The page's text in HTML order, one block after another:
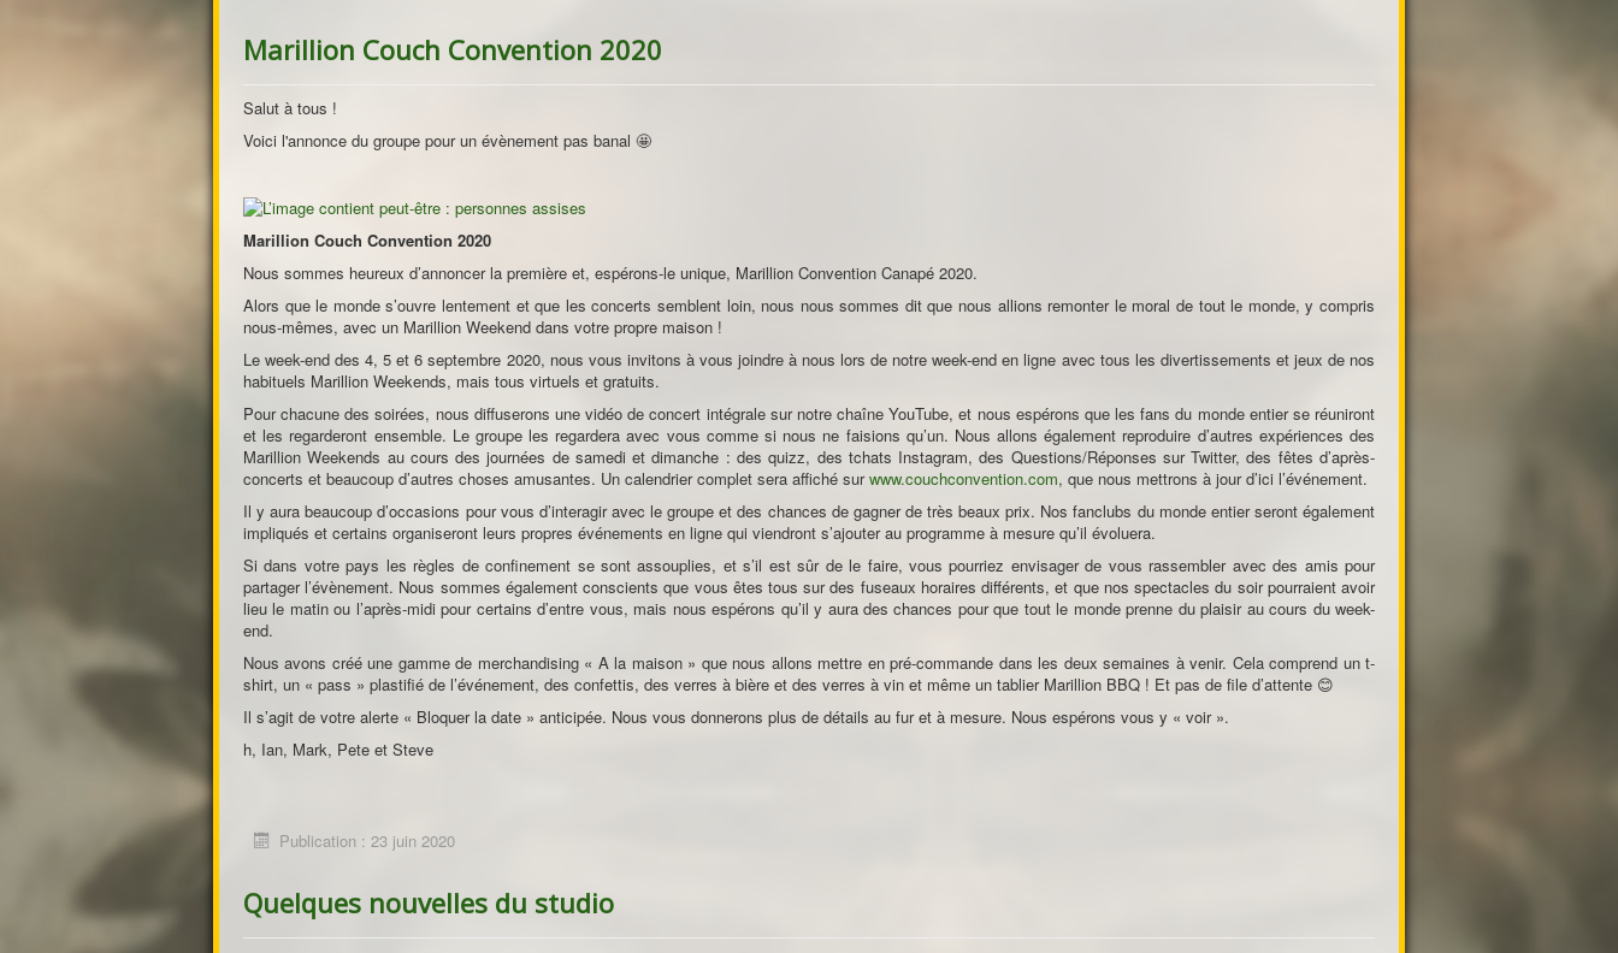
Marillion Couch Convention 2020
Salut à tous !
Voici l'annonce du groupe pour un évènement pas banal 🤩
Marillion Couch Convention 2020
Nous sommes heureux d’annoncer la première et, espérons-le unique, Marillion Convention Canapé 2020.
Alors que le monde s’ouvre lentement et que les concerts semblent loin, nous nous sommes dit que nous allions remonter le moral de tout le monde, y compris
nous-mêmes, avec un Marillion Weekend dans votre propre maison !
Le week-end des 4, 5 et 6 septembre 2020, nous vous invitons à vous joindre à nous lors de notre week-end en ligne avec tous les divertissements et jeux de nos
habituels Marillion Weekends, mais tous virtuels et gratuits.
Pour chacune des soirées, nous diffuserons une vidéo de concert intégrale sur notre chaîne YouTube, et nous espérons que les fans du monde entier se réuniront
et les regarderont ensemble. Le groupe les regardera avec vous comme si nous ne faisions qu’un. Nous allons également reproduire d’autres expériences des
Marillion Weekends au cours des journées de samedi et dimanche : des quizz, des tchats Instagram, des Questions/Réponses sur Twitter, des fêtes d’après-
concerts et beaucoup d’autres choses amusantes. Un calendrier complet sera affiché surwww.couchconvention.com, que nous mettrons à jour d’ici l’événement.
Il y aura beaucoup d’occasions pour vous d’interagir avec le groupe et des chances de gagner de très beaux prix. Nos fanclubs du monde entier seront également
impliqués et certains organiseront leurs propres événements en ligne qui viendront s’ajouter au programme à mesure qu’il évoluera.
Si dans votre pays les règles de confinement se sont assouplies, et s’il est sûr de le faire, vous pourriez envisager de vous rassembler avec des amis pour
partager l’évènement. Nous sommes également conscients que vous êtes tous sur des fuseaux horaires différents, et que nos spectacles du soir pourraient avoir
lieu le matin ou l’après-midi pour certains d’entre vous, mais nous espérons qu’il y aura des chances pour que tout le monde prenne du plaisir au cours du week-
end.
Nous avons créé une gamme de merchandising « A la maison » que nous allons mettre en pré-commande dans les deux semaines à venir. Cela comprend un t-
shirt, un « pass » plastifié de l’événement, des confettis, des verres à bière et des verres à vin et même un tablier Marillion BBQ ! Et pas de file d’attente 😊
Il s’agit de votre alerte « Bloquer la date » anticipée. Nous vous donnerons plus de détails au fur et à mesure. Nous espérons vous y « voir ».
h, Ian, Mark, Pete et Steve
Publication : 23 juin 2020
Quelques nouvelles du studio